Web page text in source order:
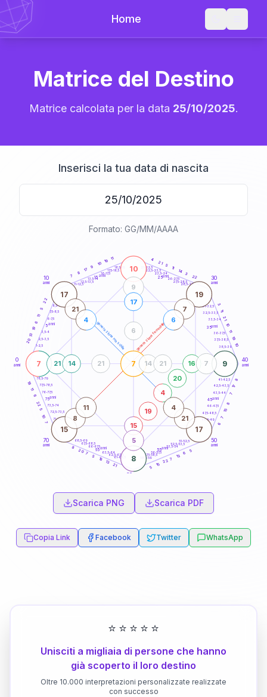
Home
Matrice del Destino
Matrice calcolata per la data 25/10/2025.
Inserisci la tua data di nascita
Formato: GG/MM/AAAA
generazione maschile generazione femminile
0
anni
10
anni
30
anni
40
anni
50
anni
60
70
anni
1-2,5
2,5-3,5
3,5-4
6-7,5
7,5-8,5
8,5-9
11-12,5
12,5-13,5
13,5-14
16-17,5
17,5-18,5
18,5-19
21-22,5
22,5-23,5
23,5-24
26-27,5
27,5-28,5
28,5-29
31-32,5
32,5-33,5
33,5-34
36-37,5
37,5-38,5
38,5-39
41-42,5
42,5-43,5
43,5-44
46-47,5
47,5-48,5
48,5-49
51-52,5
52,5-53,5
53,5-54
56-57,5
57,5-58,5
58,5-59
61-62,5
62,5-63,5
63,5-64
66-67,5
67,5-68,5
68,5-69
71-72,5
72,5-73,5
73,5-74
76-77,5
77,5-78,5
78,5-79
20
13
19
6
11
5
22
7
8
17
9
10
19 11 4
21 5
11
14 3
22
3
11
21
10
11
19
10
8
17
7
8
15
7
6
5
6
13
7
22
15
5
21
13
18
5
7
20
8
7
10
5
22
6
11
18
7
10
9
8
7
17 19
15 17
15
19
4
20
16
21
9
7
5
14
17
14 21
21
6
21
4
7
6
8
11
21
4
5anni
15 anni 25anni
35anni
45anni
55anni
65anni
75anni
Scarica PNG Scarica PDF
Copia Link Facebook Twitter WhatsApp
⭐ ⭐ ⭐ ⭐ ⭐
Unisciti a migliaia di persone che hanno
già scoperto il loro destino
Oltre 10.000 interpretazioni personalizzate realizzate
con successo